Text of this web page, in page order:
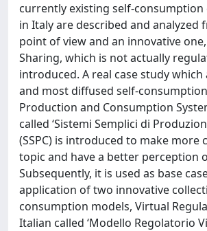
currently existing self-
in Italy are described and analyzed
point of view and an innovative
Sharing, which is not actually
introduced. A real case study
and most diffused self-
Production and Consumption
called ‘Sistemi Semplici di
(SSPC) is introduced to make more
topic and have a better perception
Subsequently, it is used as base
application of two innovative
consumption models, Virtual
Italian called ‘Modello Regolatorio